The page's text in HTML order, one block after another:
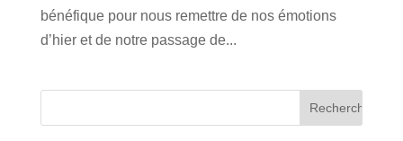
bénéfique pour nous remettre de nos émotions
d’hier et de notre passage de...